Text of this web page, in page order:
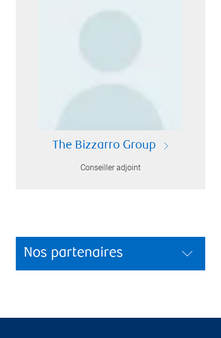
The Bizzarro Group
Conseiller adjoint
Nos partenaires